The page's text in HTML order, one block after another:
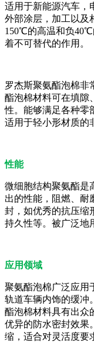
适用于新能源汽车，
外部涂层，加工以及
150℃的高温和负40℃
着不可替代的作用。
罗杰斯聚氨酯泡棉非
酯泡棉材料可在填隙
性。能够满足各种零
适用于轻小形材质的
性能
微细胞结构聚氨酯是
出的性能，阻燃、耐
封，如优秀的抗压缩
持久性等。被广泛地
应用领域
聚氨酯泡棉广泛应用
轨道车辆内饰的缓冲
酯泡棉材料具有出众
优异的防水密封效果
缩，适合对灵活度要